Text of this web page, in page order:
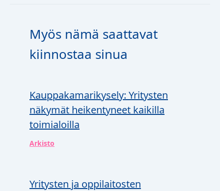
Myös nämä saattavat
kiinnostaa sinua
Kauppakamarikysely: Yritysten
näkymät heikentyneet kaikilla
toimialoilla
Arkisto
Yritysten ja oppilaitosten